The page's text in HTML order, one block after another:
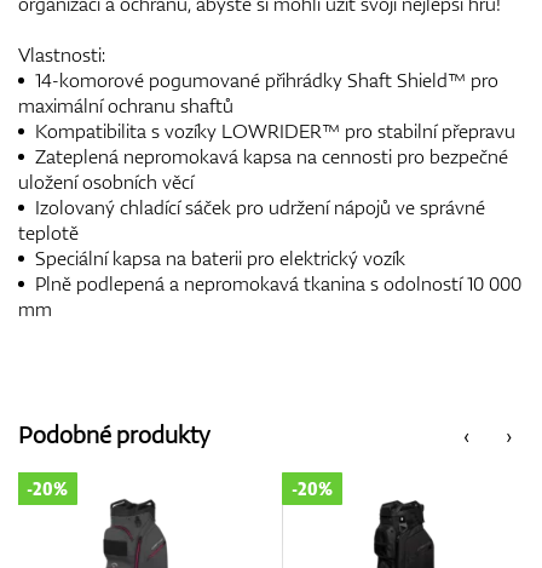
Vlastnosti:
14-komorové pogumované přihrádky Shaft Shield™ pro
maximální ochranu shaftů
Kompatibilita s vozíky LOWRIDER™ pro stabilní přepravu
Zateplená nepromokavá kapsa na cennosti pro bezpečné
uložení osobních věcí
Izolovaný chladící sáček pro udržení nápojů ve správné
teplotě
Speciální kapsa na baterii pro elektrický vozík
Plně podlepená a nepromokavá tkanina s odolností 10 000
mm
‹
Podobné produkty ›
-20% -20%